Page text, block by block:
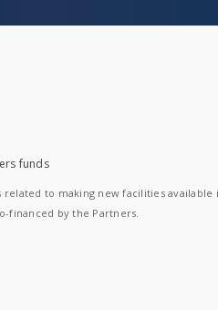
funds
related to making new facilities available
financed by the Partners.